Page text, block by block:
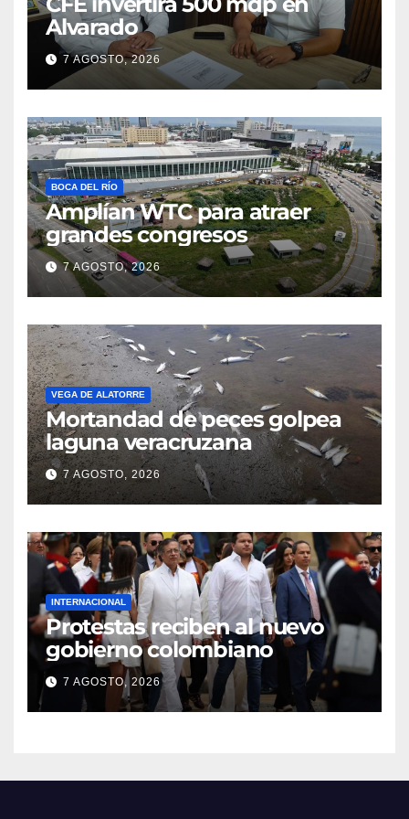
Alvarado
7 AGOSTO, 2026
BOCA DEL RÍO
Amplían WTC para atraer
grandes congresos
7 AGOSTO, 2026
VEGA DE ALATORRE
Mortandad de peces golpea
laguna veracruzana
7 AGOSTO, 2026
INTERNACIONAL
Protestas reciben al nuevo
gobierno colombiano
7 AGOSTO, 2026